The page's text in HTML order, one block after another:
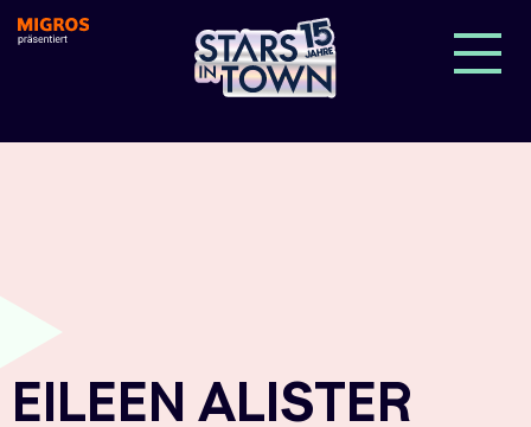
EILEEN ALISTER